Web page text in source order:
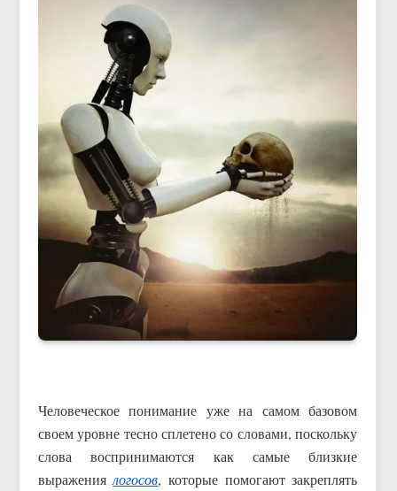
Человеческое понимание уже на самом базовом
своем уровне тесно сплетено со словами, поскольку
слова воспринимаются как самые близкие
выражениялогосов, которые помогают закреплять